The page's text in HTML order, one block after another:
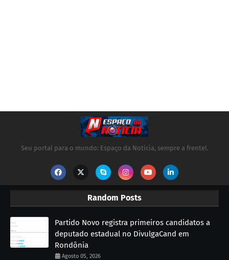
Seu portal para o mundo: Espaço da Notícia, sempre a frente!.
Random Posts
Partido Novo registra primeiros candidatos a
deputado estadual no DivulgaCand em
Rondônia
Agosto 05, 2026